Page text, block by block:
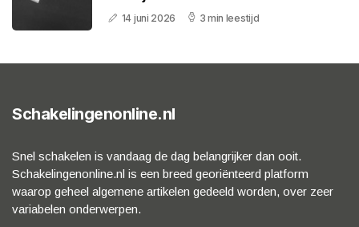
14 juni 2026 3 min leestijd
Schakelingenonline.nl
Snel schakelen is vandaag de dag belangrijker dan ooit.
Schakelingenonline.nl is een breed georiënteerd platform
waarop geheel algemene artikelen gedeeld worden, over zeer
variabelen onderwerpen.